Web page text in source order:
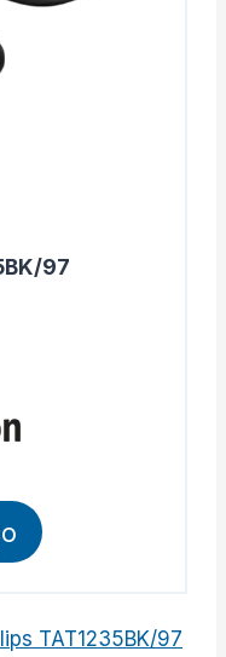
97
TAT1235BK/97